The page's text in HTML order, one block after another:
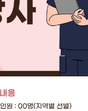
책동향